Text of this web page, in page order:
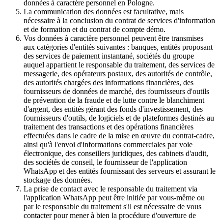
données à caractère personnel en Pologne.
La communication des données est facultative, mais
nécessaire à la conclusion du contrat de services d'information
et de formation et du contrat de compte démo.
Vos données à caractère personnel peuvent être transmises
aux catégories d'entités suivantes : banques, entités proposant
des services de paiement instantané, sociétés du groupe
auquel appartient le responsable du traitement, des services de
messagerie, des opérateurs postaux, des autorités de contrôle,
des autorités chargées des informations financières, des
fournisseurs de données de marché, des fournisseurs d'outils
de prévention de la fraude et de lutte contre le blanchiment
d'argent, des entités gérant des fonds d'investissement, des
fournisseurs d'outils, de logiciels et de plateformes destinés au
traitement des transactions et des opérations financières
effectuées dans le cadre de la mise en œuvre du contrat-cadre,
ainsi qu'à l'envoi d'informations commerciales par voie
électronique, des conseillers juridiques, des cabinets d'audit,
des sociétés de conseil, le fournisseur de l'application
WhatsApp et des entités fournissant des serveurs et assurant le
stockage des données.
La prise de contact avec le responsable du traitement via
l'application WhatsApp peut être initiée par vous-même ou
par le responsable du traitement s'il est nécessaire de vous
contacter pour mener à bien la procédure d'ouverture de